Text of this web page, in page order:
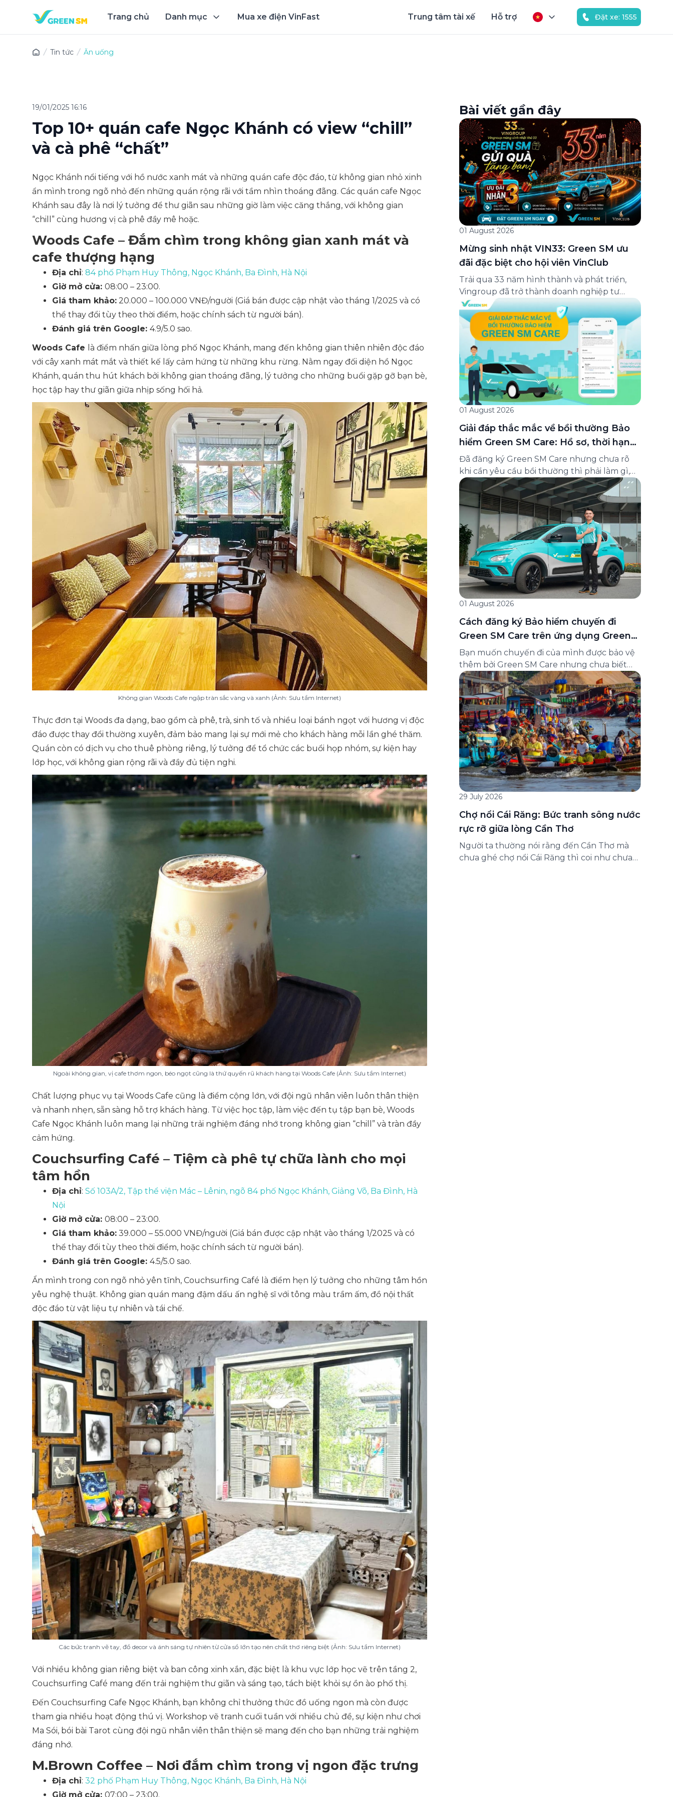
Trang chủ Danh mục Mua xe điện VinFast Trung tâm tài xế Hỗ trợ Đặt xe: 1555
Tin tức Ăn uống
19/01/2025 16:16
Top 10+ quán cafe Ngọc Khánh có view “chill”
và cà phê “chất”
Ngọc Khánh nổi tiếng với hồ nước xanh mát và những quán cafe độc đáo, từ không gian nhỏ xinh
ẩn mình trong ngõ nhỏ đến những quán rộng rãi với tầm nhìn thoáng đãng. Các quán cafe Ngọc
Khánh sau đây là nơi lý tưởng để thư giãn sau những giờ làm việc căng thắng, với không gian
“chill” cùng hương vị cà phê đầy mê hoặc.
Woods Cafe – Đắm chìm trong không gian xanh mát và
cafe thượng hạng
Địa chỉ: 84 phố Phạm Huy Thông, Ngọc Khánh, Ba Đình, Hà Nội
Giờ mở cửa: 08:00 – 23:00.
Giá tham khảo: 20.000 – 100.000 VNĐ/người (Giá bán được cập nhật vào tháng 1/2025 và có
thể thay đổi tùy theo thời điểm, hoặc chính sách từ người bán).
Đánh giá trên Google: 4.9/5.0 sao.
Woods Cafe là điểm nhấn giữa lòng phố Ngọc Khánh, mang đến không gian thiên nhiên độc đáo
với cây xanh mát mắt và thiết kế lấy cảm hứng từ những khu rừng. Nằm ngay đối diện hồ Ngọc
Khánh, quán thu hút khách bởi không gian thoáng đãng, lý tưởng cho những buổi gặp gỡ bạn bè,
học tập hay thư giãn giữa nhịp sống hối hả.
Không gian Woods Cafe ngập tràn sắc vàng và xanh (Ảnh: Sưu tầm Internet)
Thực đơn tại Woods đa dạng, bao gồm cà phê, trà, sinh tố và nhiều loại bánh ngọt với hương vị độc
đáo được thay đổi thường xuyên, đảm bảo mang lại sự mới mẻ cho khách hàng mỗi lần ghé thăm.
Quán còn có dịch vụ cho thuê phòng riêng, lý tưởng để tổ chức các buổi họp nhóm, sự kiện hay
lớp học, với không gian rộng rãi và đầy đủ tiện nghi.
Ngoài không gian, vị cafe thơm ngon, béo ngọt cũng là thứ quyến rũ khách hàng tại Woods Cafe (Ảnh: Sưu tầm Internet)
Chất lượng phục vụ tại Woods Cafe cũng là điểm cộng lớn, với đội ngũ nhân viên luôn thân thiện
và nhanh nhẹn, sẵn sàng hỗ trợ khách hàng. Từ việc học tập, làm việc đến tụ tập bạn bè, Woods
Cafe Ngọc Khánh luôn mang lại những trải nghiệm đáng nhớ trong không gian “chill” và tràn đầy
cảm hứng.
Couchsurfing Café – Tiệm cà phê tự chữa lành cho mọi
tâm hồn
Địa chỉ: Số 103A/2, Tập thể viện Mác – Lênin, ngõ 84 phố Ngọc Khánh, Giảng Võ, Ba Đình, Hà
Nội
Giờ mở cửa: 08:00 – 23:00.
Giá tham khảo: 39.000 – 55.000 VNĐ/người (Giá bán được cập nhật vào tháng 1/2025 và có
thể thay đổi tùy theo thời điểm, hoặc chính sách từ người bán).
Đánh giá trên Google: 4.5/5.0 sao.
Ẩn mình trong con ngõ nhỏ yên tĩnh, Couchsurfing Café là điểm hẹn lý tưởng cho những tâm hồn
yêu nghệ thuật. Không gian quán mang đậm dấu ấn nghệ sĩ với tông màu trầm ấm, đồ nội thất
độc đáo từ vật liệu tự nhiên và tái chế.
Các bức tranh vẽ tay, đồ decor và ánh sáng tự nhiên từ cửa sổ lớn tạo nên chất thơ riêng biệt (Ảnh: Sưu tầm Internet)
Với nhiều không gian riêng biệt và ban công xinh xắn, đặc biệt là khu vực lớp học vẽ trên tầng 2,
Couchsurfing Café mang đến trải nghiệm thư giãn và sáng tạo, tách biệt khỏi sự ồn ào phố thị.
Đến Couchsurfing Cafe Ngọc Khánh, bạn không chỉ thưởng thức đồ uống ngon mà còn được
tham gia nhiều hoạt động thú vị. Workshop vẽ tranh cuối tuần với nhiều chủ đề, sự kiện như chơi
Ma Sói, bói bài Tarot cùng đội ngũ nhân viên thân thiện sẽ mang đến cho bạn những trải nghiệm
đáng nhớ.
M.Brown Coffee – Nơi đắm chìm trong vị ngon đặc trưng
Địa chỉ: 32 phố Phạm Huy Thông, Ngọc Khánh, Ba Đình, Hà Nội
Giờ mở cửa: 07:00 – 23:00.
Bài viết gần đây
01 August 2026
Mừng sinh nhật VIN33: Green SM ưu
đãi đặc biệt cho hội viên VinClub
Trải qua 33 năm hình thành và phát triển,
Vingroup đã trở thành doanh nghiệp tư
nhân đa ngành lớn nhất Việt Nam, lọt Top 30
doanh nghiệp lớn nhất Đông Nam Á theo
bảng xếp hạng của Tạp chí Fortune (Mỹ).
Nhân kỷ niệm 33 năm thành lập (8/8/1993
đến 8/8/2026), Green SM trân […]
01 August 2026
Giải đáp thắc mắc về bồi thường Bảo
hiểm Green SM Care: Hồ sơ, thời hạn
và cách liên hệ hỗ trợ
Đã đăng ký Green SM Care nhưng chưa rõ
khi cần yêu cầu bồi thường thì phải làm gì,
hồ sơ ra sao, hay giấy chứng nhận bảo hiểm
tìm ở đâu? Bài viết này tổng hợp đầy đủ các
câu hỏi thường gặp nhất về quy trình bồi
thường và hỗ trợ của Green […]
01 August 2026
Cách đăng ký Bảo hiểm chuyến đi
Green SM Care trên ứng dụng Green
SM
Bạn muốn chuyến đi của mình được bảo vệ
thêm bởi Green SM Care nhưng chưa biết
đăng ký ở đâu? Bài viết dưới đây sẽ hướng
dẫn chi tiết cách tham gia (và hủy tham gia)
gói bảo hiểm này ngay trên ứng dụng Green
SM, cùng những lưu ý quan trọng trước khi
[…]
29 July 2026
Chợ nổi Cái Răng: Bức tranh sông nước
rực rỡ giữa lòng Cần Thơ
Người ta thường nói rằng đến Cần Thơ mà
chưa ghé chợ nổi Cái Răng thì coi như chưa